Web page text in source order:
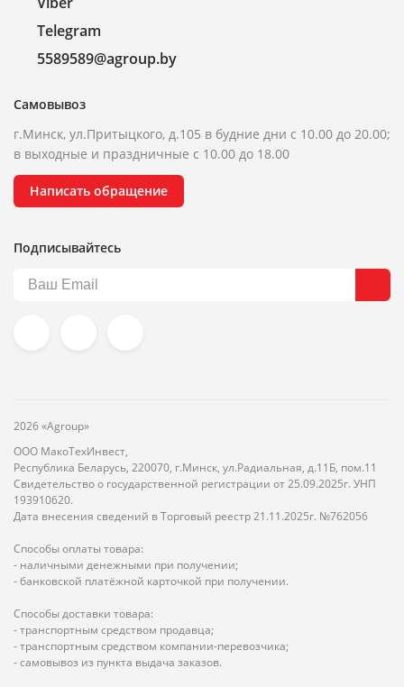
Telegram
5589589@agroup.by
Самовывоз
г.Минск, ул.Притыцкого, д.105 в будние дни с 10.00 до 20.00;
в выходные и праздничные с 10.00 до 18.00
Написать обращение
Подписывайтесь
2026 «Agroup»
ООО МакоТехИнвест,
Республика Беларусь, 220070, г.Минск, ул.Радиальная, д.11Б, пом.11
Свидетельство о государственной регистрации от 25.09.2025г. УНП
193910620.
Дата внесения сведений в Торговый реестр 21.11.2025г. №762056
Способы оплаты товара:
- наличными денежными при получении;
- банковской платёжной карточкой при получении.
Способы доставки товара:
- транспортным средством продавца;
- транспортным средством компании-перевозчика;
- самовывоз из пункта выдача заказов.